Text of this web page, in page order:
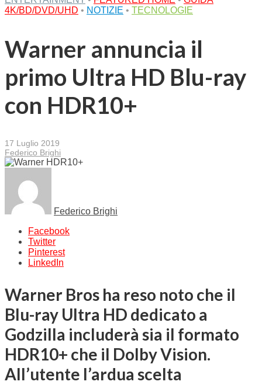
4K/BD/DVD/UHD • NOTIZIE • TECNOLOGIE
Warner annuncia il
primo Ultra HD Blu-ray
con HDR10+
17 Luglio 2019
Federico Brighi
Federico Brighi
Facebook
Twitter
Pinterest
LinkedIn
Warner Bros ha reso noto che il
Blu-ray Ultra HD dedicato a
Godzilla includerà sia il formato
HDR10+ che il Dolby Vision.
All’utente l’ardua scelta